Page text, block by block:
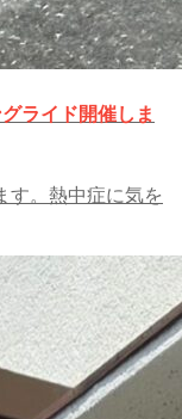
ライド開催しま
す。熱中症に気を